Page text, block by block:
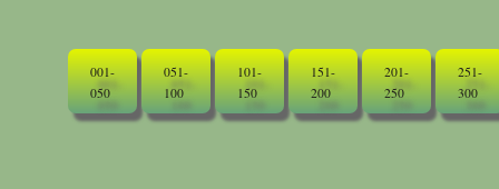
001-
050
051-
100
101-
150
151-
200
201-
250
251-
300